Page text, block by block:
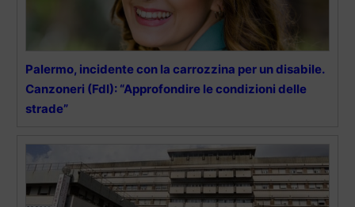
Palermo, incidente con la carrozzina per un disabile.
Canzoneri (FdI): “Approfondire le condizioni delle
strade”